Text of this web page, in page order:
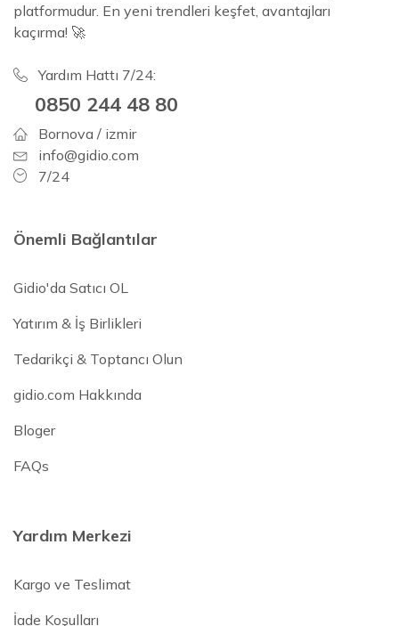
platformudur. En yeni trendleri keşfet, avantajları
kaçırma! 🚀
Yardım Hattı 7/24:
0850 244 48 80
Bornova / izmir
info@gidio.com
7/24
Önemli Bağlantılar
Gidio'da Satıcı OL
Yatırım & İş Birlikleri
Tedarikçi & Toptancı Olun
gidio.com Hakkında
Bloger
FAQs
Yardım Merkezi
Kargo ve Teslimat
İade Koşulları